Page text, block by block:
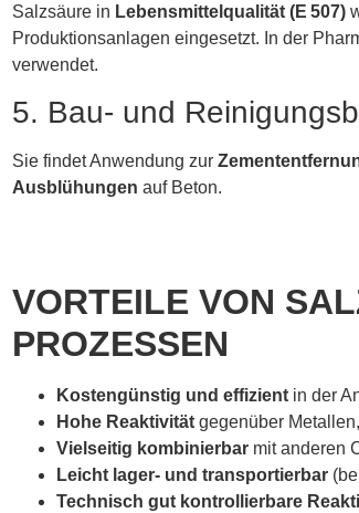
Salzsäure in Lebensmittelqualität (E 507)
Produktionsanlagen eingesetzt. In der
verwendet.
5. Bau- und
Sie findet Anwendung zur
Ausblühungen auf Beton.
VORTEILE VON
PROZESSEN
Kostengünstig und effizient in der
Hohe Reaktivität gegenüber
Vielseitig kombinierbar mit anderen
Leicht lager- und transportierbar
Technisch gut kontrollierbare